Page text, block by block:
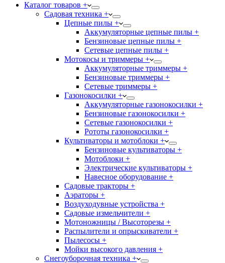
Каталог товаров +
Садовая техника +
Цепные пилы +
Аккумуляторные цепные пилы +
Бензиновые цепные пилы +
Сетевые цепные пилы +
Мотокосы и триммеры +
Аккумуляторные триммеры +
Бензиновые триммеры +
Сетевые триммеры +
Газонокосилки +
Аккумуляторные газонокосилки +
Бензиновые газонокосилки +
Сетевые газонокосилки +
Рототы газонокосилки +
Культиваторы и мотоблоки +
Бензиновые культиваторы +
Мотоблоки +
Электрические культиваторы +
Навесное оборудование +
Садовые тракторы +
Аэраторы +
Воздуходувные устройства +
Садовые измельчители +
Мотоножницы / Высоторезы +
Распылители и опрыскиватели +
Пылесосы +
Мойки высокого давления +
Снегоуборочная техника +